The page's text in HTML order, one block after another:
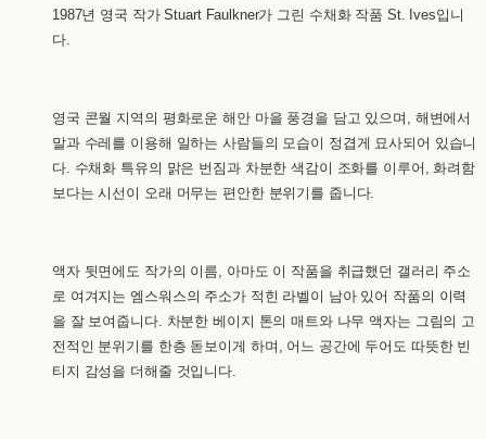
1987년 영국 작가 Stuart Faulkner가 그린 수채화 작품 St. Ives입니
다.
영국 콘월 지역의 평화로운 해안 마을 풍경을 담고 있으며, 해변에서
말과 수레를 이용해 일하는 사람들의 모습이 정겹게 묘사되어 있습니
다. 수채화 특유의 맑은 번짐과 차분한 색감이 조화를 이루어, 화려함
보다는 시선이 오래 머무는 편안한 분위기를 줍니다.
액자 뒷면에도 작가의 이름, 아마도 이 작품을 취급했던 갤러리 주소
로 여겨지는 엠스워스의 주소가 적힌 라벨이 남아 있어 작품의 이력
을 잘 보여줍니다. 차분한 베이지 톤의 매트와 나무 액자는 그림의 고
전적인 분위기를 한층 돋보이게 하며, 어느 공간에 두어도 따뜻한 빈
티지 감성을 더해줄 것입니다.